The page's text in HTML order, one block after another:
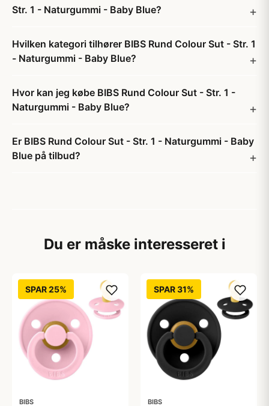
Str. 1 - Naturgummi - Baby Blue?
Hvilken kategori tilhører BIBS Rund Colour Sut - Str. 1
- Naturgummi - Baby Blue?
Hvor kan jeg købe BIBS Rund Colour Sut - Str. 1 -
Naturgummi - Baby Blue?
Er BIBS Rund Colour Sut - Str. 1 - Naturgummi - Baby
Blue på tilbud?
Du er måske interesseret i
SPAR 25%
BIBS
SPAR 31%
BIBS